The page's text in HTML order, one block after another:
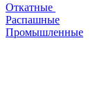
Откатные
Распашные
Промышленные